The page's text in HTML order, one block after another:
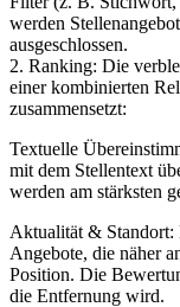
werden
ausgeschlossen.
2. Ranking: Die
einer kombinierten
zusammensetzt:
Textuelle
mit dem Stellentext
werden am stärksten
Aktualität & Standort:
Angebote, die näher
Position. Die
die Entfernung wird.